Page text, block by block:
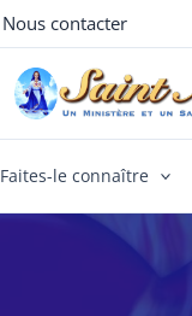
Nous contacter
Faites-le connaître